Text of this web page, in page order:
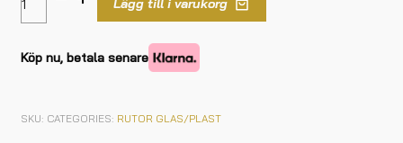
Lägg till i varukorg
Köp nu, betala senare
SKU: CATEGORIES: RUTOR GLAS/PLAST